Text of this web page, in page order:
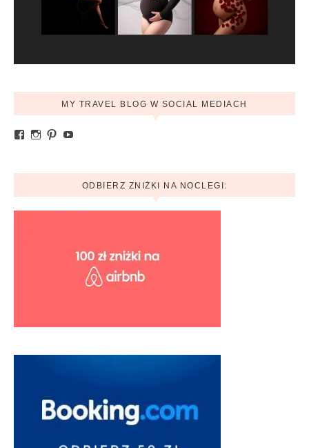
MY TRAVEL BLOG W SOCIAL MEDIACH
Zobacz profil Ania.mytravelblog na Facebook
Zobacz profil mytravelblog.com.pl na Instagram
Pinterest
YouTube
ODBIERZ ZNIŻKI NA NOCLEGI: